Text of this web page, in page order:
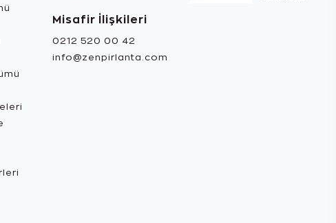
Misafir İlişkileri
0212 520 00 42
info@zenpirlanta.com